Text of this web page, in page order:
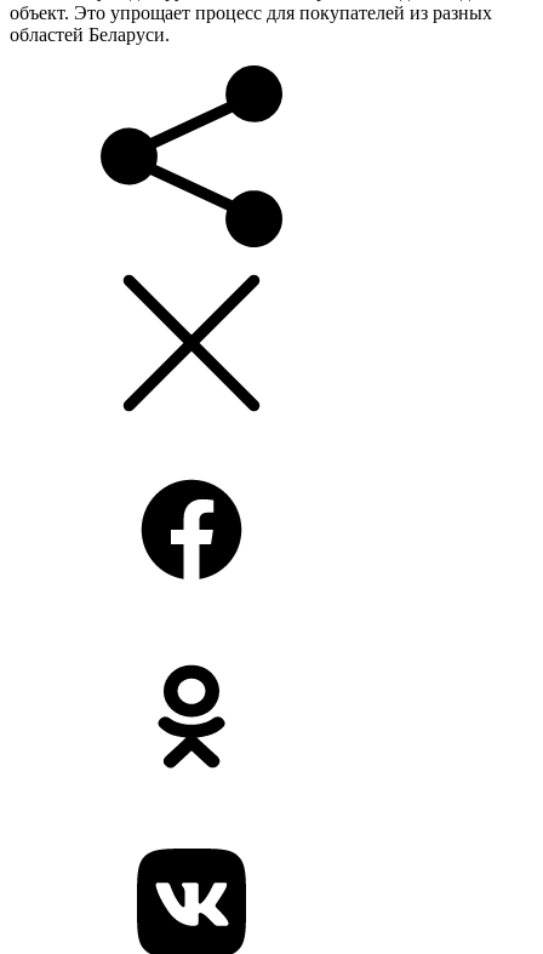
объект. Это упрощает процесс для покупателей из разных
областей Беларуси.